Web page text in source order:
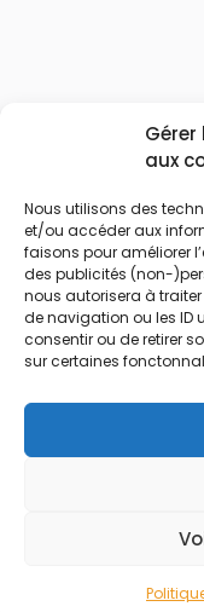
aux
Nous utilisons des
et/ou accéder aux
faisons pour améliorer
des publicités (non-
nous autorisera à
de navigation ou les ID
consentir ou de retirer
sur certaines
Le
FAQ
Qui sommes
Contactez-
Mentions
© 2026 Tous droits